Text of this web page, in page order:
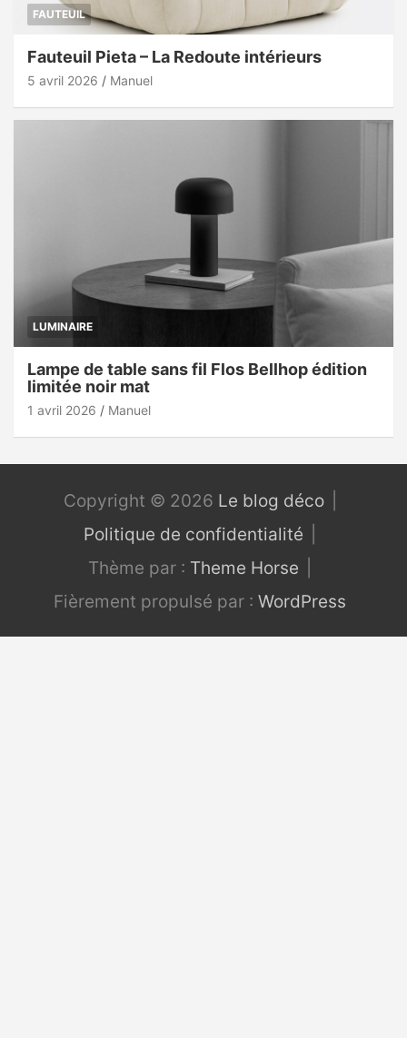
FAUTEUIL
Fauteuil Pieta – La Redoute intérieurs
5 avril 2026 Manuel
LUMINAIRE
Lampe de table sans fil Flos Bellhop édition
limitée noir mat
1 avril 2026 Manuel
Copyright © 2026 Le blog déco
Politique de confidentialité
Thème par : Theme Horse
Fièrement propulsé par : WordPress